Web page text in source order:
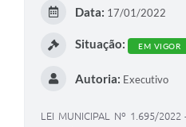
Data: 17/01/2022
Situação: EM VIGOR
Autoria: Executivo
LEI MUNICIPAL Nº 1.695/2022